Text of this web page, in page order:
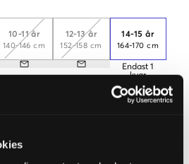
10-11 år
140-146 cm
12-13 år
152-158 cm
14-15 år
164-170 cm
Endast 1
kvar